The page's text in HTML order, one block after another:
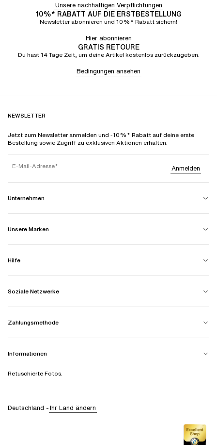
Unsere nachhaltigen Verpflichtungen
10%* RABATT AUF DIE ERSTBESTELLUNG
Newsletter abonnieren und 10%* Rabatt sichern!
Hier abonnieren
GRATIS RETOURE
Du hast 14 Tage Zeit, um deine Artikel kostenlos zurückzugeben.
Bedingungen ansehen
NEWSLETTER
Jetzt zum Newsletter anmelden und -10%* Rabatt auf deine erste
Bestellung sowie Zugriff zu exklusiven Aktionen erhalten.
E-Mail-Adresse Anmelden
Unternehmen
Unsere Marken
Hilfe
Soziale Netzwerke
Zahlungsmethode
Informationen
Retuschierte Fotos.
Deutschland -Ihr Land ändern